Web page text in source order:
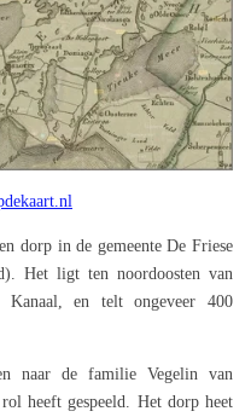
dorp in de gemeente De Friese
Het ligt ten noordoosten van
Kanaal, en telt ongeveer 400
naar de familie Vegelin van
heeft gespeeld. Het dorp heet